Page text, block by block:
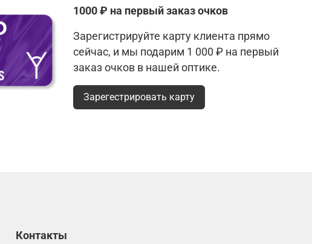
1000 ₽ на первый заказ очков
Зарегистрируйте карту клиента прямо
сейчас, и мы подарим 1 000 ₽ на первый
заказ очков в нашей оптике.
Зарегестрировать карту
Контакты